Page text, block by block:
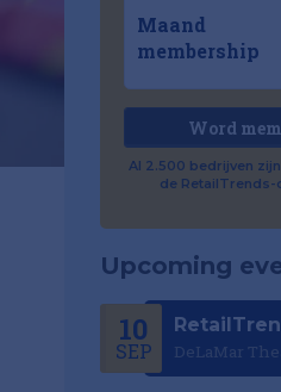
Maand
membership
Word
Al 2.500 bedrijven
de RetailTrends-
Upcoming
10
SEP DeLaMar